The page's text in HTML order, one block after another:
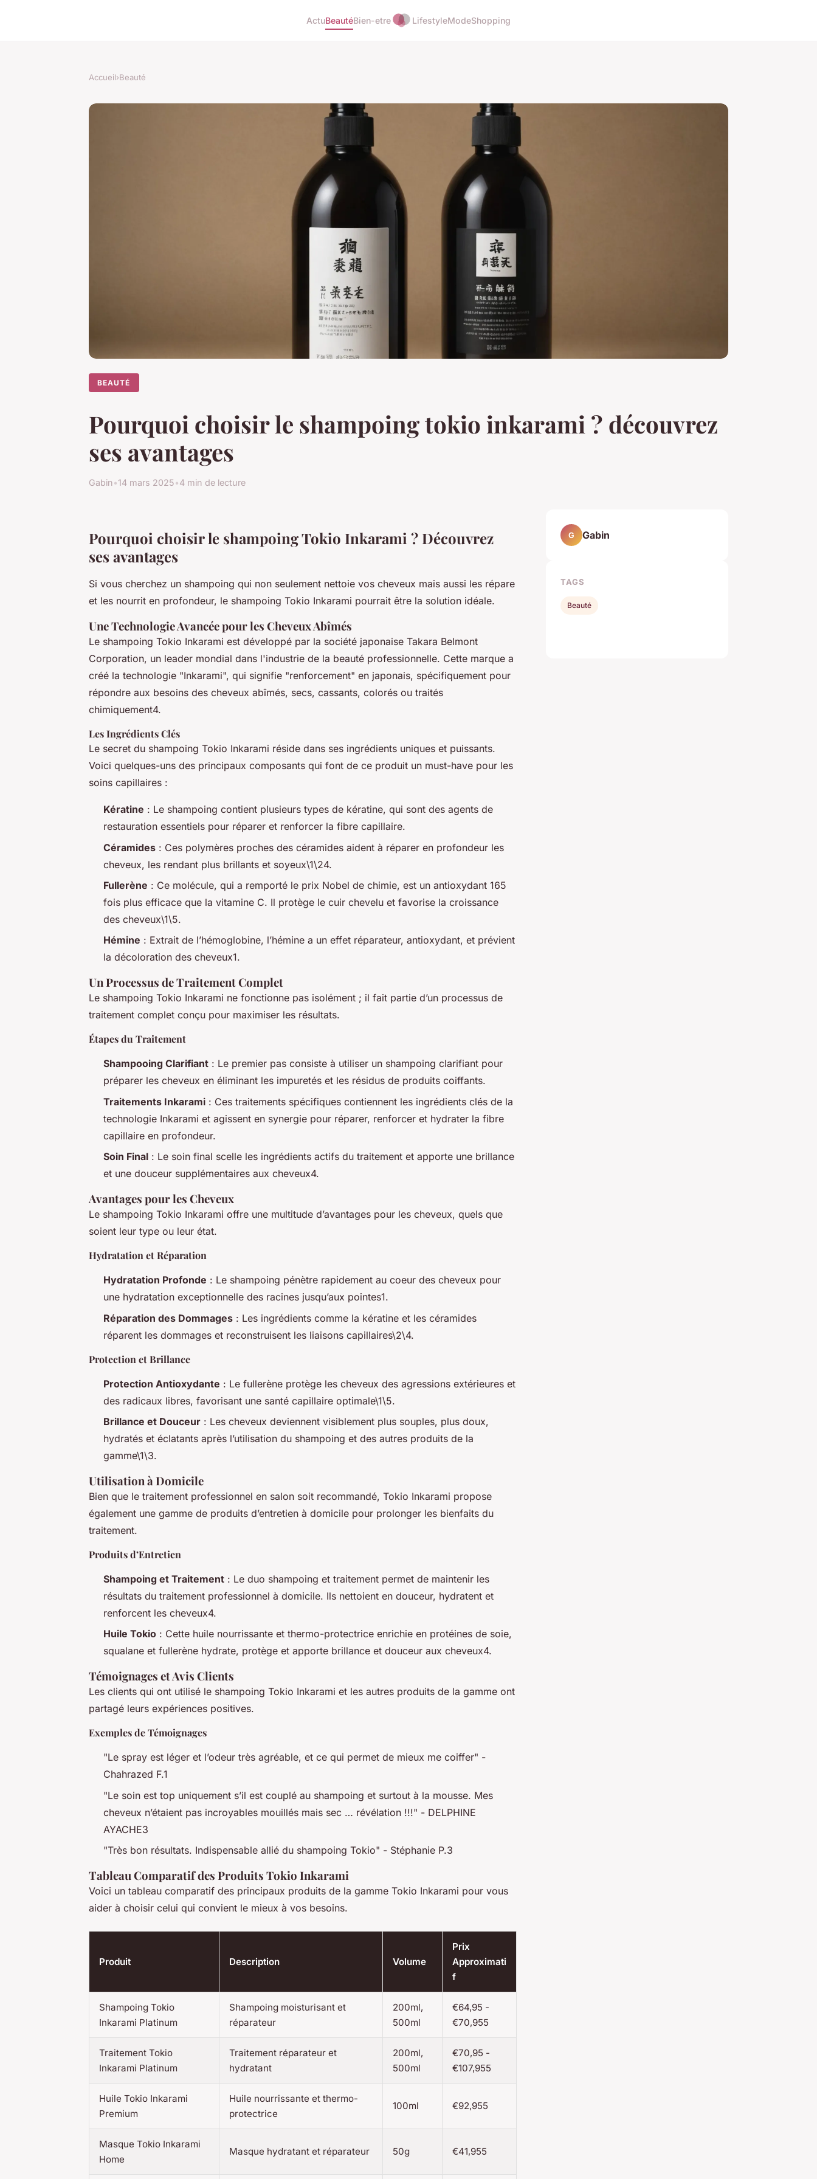
ActuBeautéBien-etre LifestyleModeShopping
Accueil›Beauté
BEAUTÉ
Pourquoi choisir le shampoing tokio inkarami ? découvrez
ses avantages
Gabin•14 mars 2025•4 min de lecture
Pourquoi choisir le shampoing Tokio Inkarami ? Découvrez
ses avantages
Si vous cherchez un shampoing qui non seulement nettoie vos cheveux mais aussi les répare
et les nourrit en profondeur, le shampoing Tokio Inkarami pourrait être la solution idéale.
Une Technologie Avancée pour les Cheveux Abîmés
Le shampoing Tokio Inkarami est développé par la société japonaise Takara Belmont
Corporation, un leader mondial dans l'industrie de la beauté professionnelle. Cette marque a
créé la technologie "Inkarami", qui signifie "renforcement" en japonais, spécifiquement pour
répondre aux besoins des cheveux abîmés, secs, cassants, colorés ou traités
chimiquement4.
Les Ingrédients Clés
Le secret du shampoing Tokio Inkarami réside dans ses ingrédients uniques et puissants.
Voici quelques-uns des principaux composants qui font de ce produit un must-have pour les
soins capillaires :
Kératine : Le shampoing contient plusieurs types de kératine, qui sont des agents de
restauration essentiels pour réparer et renforcer la fibre capillaire.
Céramides : Ces polymères proches des céramides aident à réparer en profondeur les
cheveux, les rendant plus brillants et soyeux\1\24.
Fullerène : Ce molécule, qui a remporté le prix Nobel de chimie, est un antioxydant 165
fois plus efficace que la vitamine C. Il protège le cuir chevelu et favorise la croissance
des cheveux\1\5.
Hémine : Extrait de l’hémoglobine, l’hémine a un effet réparateur, antioxydant, et prévient
la décoloration des cheveux1.
Un Processus de Traitement Complet
Le shampoing Tokio Inkarami ne fonctionne pas isolément ; il fait partie d’un processus de
traitement complet conçu pour maximiser les résultats.
Étapes du Traitement
Shampooing Clarifiant : Le premier pas consiste à utiliser un shampoing clarifiant pour
préparer les cheveux en éliminant les impuretés et les résidus de produits coiffants.
Traitements Inkarami : Ces traitements spécifiques contiennent les ingrédients clés de la
technologie Inkarami et agissent en synergie pour réparer, renforcer et hydrater la fibre
capillaire en profondeur.
Soin Final : Le soin final scelle les ingrédients actifs du traitement et apporte une brillance
et une douceur supplémentaires aux cheveux4.
Avantages pour les Cheveux
Le shampoing Tokio Inkarami offre une multitude d’avantages pour les cheveux, quels que
soient leur type ou leur état.
Hydratation et Réparation
Hydratation Profonde : Le shampoing pénètre rapidement au coeur des cheveux pour
une hydratation exceptionnelle des racines jusqu’aux pointes1.
Réparation des Dommages : Les ingrédients comme la kératine et les céramides
réparent les dommages et reconstruisent les liaisons capillaires\2\4.
Protection et Brillance
Protection Antioxydante : Le fullerène protège les cheveux des agressions extérieures et
des radicaux libres, favorisant une santé capillaire optimale\1\5.
Brillance et Douceur : Les cheveux deviennent visiblement plus souples, plus doux,
hydratés et éclatants après l’utilisation du shampoing et des autres produits de la
gamme\1\3.
Utilisation à Domicile
Bien que le traitement professionnel en salon soit recommandé, Tokio Inkarami propose
également une gamme de produits d’entretien à domicile pour prolonger les bienfaits du
traitement.
Produits d’Entretien
Shampoing et Traitement : Le duo shampoing et traitement permet de maintenir les
résultats du traitement professionnel à domicile. Ils nettoient en douceur, hydratent et
renforcent les cheveux4.
Huile Tokio : Cette huile nourrissante et thermo-protectrice enrichie en protéines de soie,
squalane et fullerène hydrate, protège et apporte brillance et douceur aux cheveux4.
Témoignages et Avis Clients
Les clients qui ont utilisé le shampoing Tokio Inkarami et les autres produits de la gamme ont
partagé leurs expériences positives.
Exemples de Témoignages
"Le spray est léger et l’odeur très agréable, et ce qui permet de mieux me coiffer" -
Chahrazed F.1
"Le soin est top uniquement s’il est couplé au shampoing et surtout à la mousse. Mes
cheveux n’étaient pas incroyables mouillés mais sec … révélation !!!" - DELPHINE
AYACHE3
"Très bon résultats. Indispensable allié du shampoing Tokio" - Stéphanie P.3
Tableau Comparatif des Produits Tokio Inkarami
Voici un tableau comparatif des principaux produits de la gamme Tokio Inkarami pour vous
aider à choisir celui qui convient le mieux à vos besoins.
Produit Description Volume
Prix
Approximati
f
Shampoing Tokio
Inkarami Platinum
Shampoing moisturisant et
réparateur
200ml,
500ml
€64,95 -
€70,955
Traitement Tokio
Inkarami Platinum
Traitement réparateur et
hydratant
200ml,
500ml
€70,95 -
€107,955
Huile Tokio Inkarami
Premium
Huile nourrissante et thermo-
protectrice
100ml €92,955
Masque Tokio Inkarami
Home
Masque hydratant et réparateur 50g €41,955
G Gabin
TAGS
Beauté